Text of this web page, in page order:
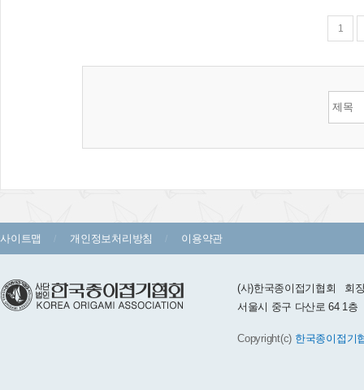
1
사이트맵 개인정보처리방침 이용약관
(사)한국종이접기협회 회
서울시 중구 다산로 64 1
Copyright(c) 한국종이접기